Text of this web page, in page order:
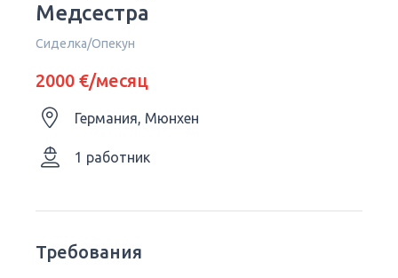
Медсестра
Сиделка/Опекун
2000 €/месяц
Германия, Мюнхен
1 работник
Требования